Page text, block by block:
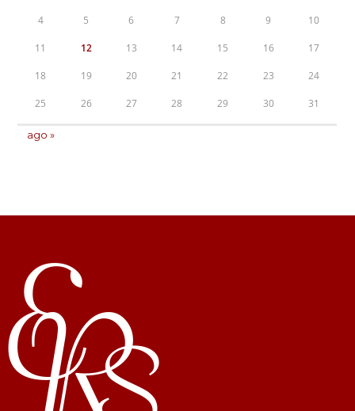
4 5 6 7 8 9 10
11 12 13 14 15 16 17
18 19 20 21 22 23 24
25 26 27 28 29 30 31
ago »